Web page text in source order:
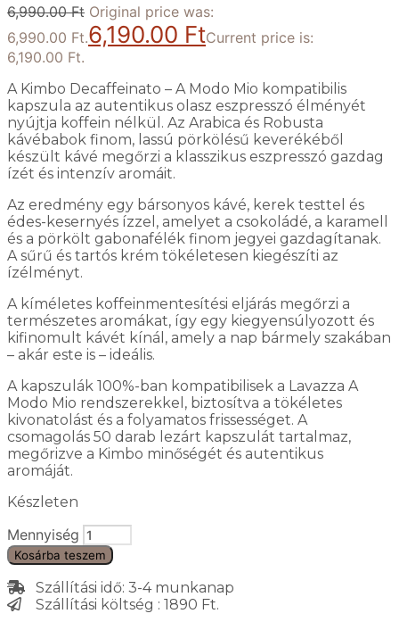
6,990.00Ft Original price was:
6,990.00 Ft.6,190.00 FtCurrent price is:
6,190.00 Ft.
A Kimbo Decaffeinato – A Modo Mio kompatibilis
kapszula az autentikus olasz eszpresszó élményét
nyújtja koffein nélkül. Az Arabica és Robusta
kávébabok finom, lassú pörkölésű keverékéből
készült kávé megőrzi a klasszikus eszpresszó gazdag
ízét és intenzív aromáit.
Az eredmény egy bársonyos kávé, kerek testtel és
édes-kesernyés ízzel, amelyet a csokoládé, a karamell
és a pörkölt gabonafélék finom jegyei gazdagítanak.
A sűrű és tartós krém tökéletesen kiegészíti az
ízélményt.
A kíméletes koffeinmentesítési eljárás megőrzi a
természetes aromákat, így egy kiegyensúlyozott és
kifinomult kávét kínál, amely a nap bármely szakában
– akár este is – ideális.
A kapszulák 100%-ban kompatibilisek a Lavazza A
Modo Mio rendszerekkel, biztosítva a tökéletes
kivonatolást és a folyamatos frissességet. A
csomagolás 50 darab lezárt kapszulát tartalmaz,
megőrizve a Kimbo minőségét és autentikus
aromáját.
Készleten
Mennyiség
Kosárba teszem
Szállítási idő: 3-4 munkanap
Szállítási költség : 1890 Ft.